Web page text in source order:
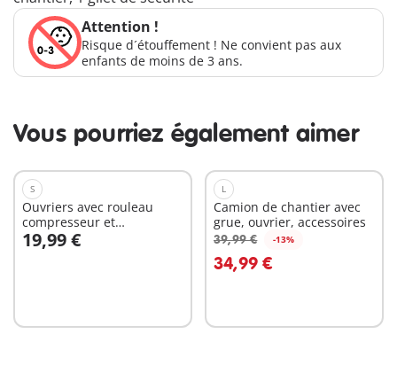
Attention !
Risque d´étouffement ! Ne convient pas aux
enfants de moins de 3 ans.
Vous pourriez également aimer
S
Ouvriers avec rouleau
compresseur et
signalisation
19,99 €
Au panier
L
Camion de chantier avec
grue, ouvrier, accessoires
39,99 € -13%
34,99 €
Au panier